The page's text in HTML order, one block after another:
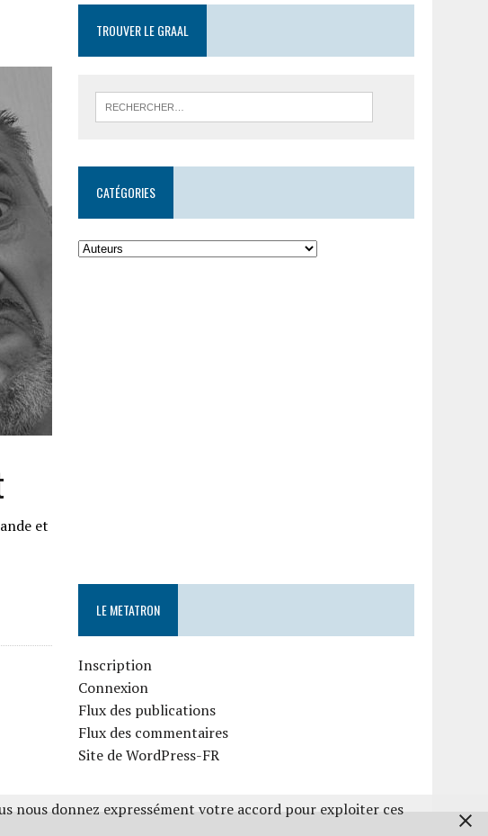
et
TROUVER LE GRAAL
CATÉGORIES
LE METATRON
Inscription
Connexion
Flux des publications
Flux des commentaires
Site de WordPress-FR
nous donnez expressément votre accord pour exploiter ces